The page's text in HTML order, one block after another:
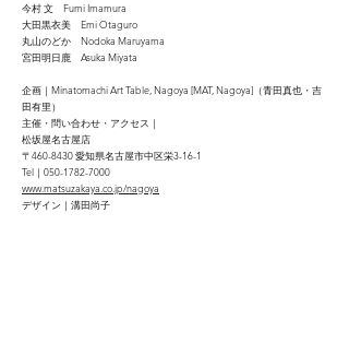
今村 文 Fumi Imamura
大田黒衣美 Emi Otaguro
丸山のどか Nodoka Maruyama
宮田明日鹿 Asuka Miyata
企画｜Minatomachi Art Table, Nagoya [MAT, Nagoya]（青田真也・吉
田有里）
主催・問い合わせ・アクセス｜
松坂屋名古屋店
〒460-8430 愛知県名古屋市中区栄3-16-1
Tel｜050-1782-7000
www.matsuzakaya.co.jp/nagoya
デザイン｜溝田尚子